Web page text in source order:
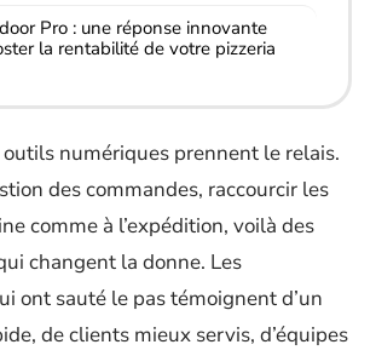
Pro : une réponse innovante
la rentabilité de votre pizzeria
outils numériques prennent le relais.
des commandes, raccourcir les
comme à l’expédition, voilà des
changent la donne. Les
ont sauté le pas témoignent d’un
de clients mieux servis, d’équipes